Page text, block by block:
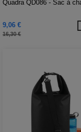
Quadra QD086 - Sac à
9,06 €
16,30 €